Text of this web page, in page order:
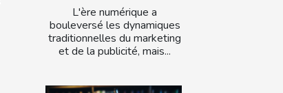
L'ère numérique a
bouleversé les dynamiques
traditionnelles du marketing
et de la publicité, mais...